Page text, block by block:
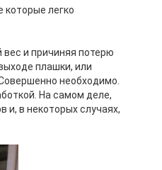
которые легко
и причиняя потерю
плашки, или
необходимо.
На самом деле,
и, в некоторых случаях,